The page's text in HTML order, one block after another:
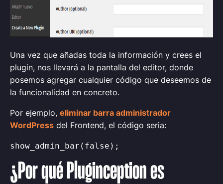
Una vez que añadas toda la información y crees el
plugin, nos llevará a la pantalla del editor, donde
posemos agregar cualquier código que deseemos de
la funcionalidad en concreto.
Por ejemplo, eliminar barra administrador
WordPress del Frontend, el código seria:
show_admin_bar(false);
¿Por qué Pluginception es